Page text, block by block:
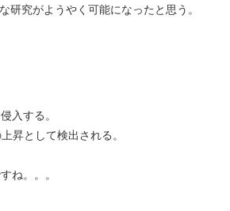
研究がようやく可能になったと思う。
入する。
昇として検出される。
ね。。。